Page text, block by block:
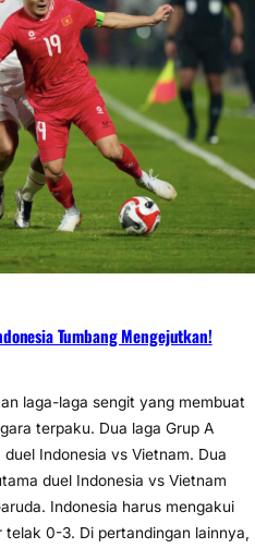
Tumbang Mengejutkan!
laga-laga sengit yang membuat
terpaku. Dua laga Grup A
Indonesia vs Vietnam. Dua
duel Indonesia vs Vietnam
Indonesia harus mengakui
0-3. Di pertandingan lainnya,